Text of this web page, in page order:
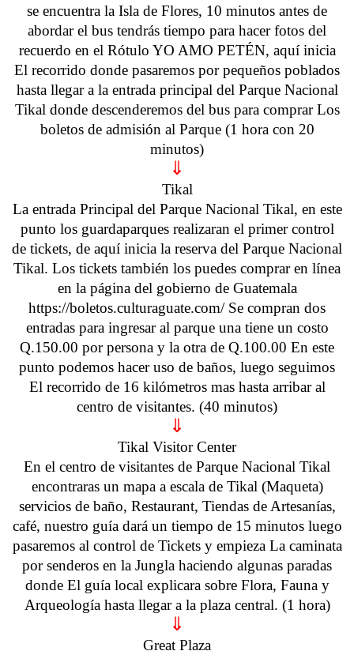
se encuentra la Isla de Flores, 10 minutos antes de
abordar el bus tendrás tiempo para hacer fotos del
recuerdo en el Rótulo YO AMO PETÉN, aquí inicia
El recorrido donde pasaremos por pequeños poblados
hasta llegar a la entrada principal del Parque Nacional
Tikal donde descenderemos del bus para comprar Los
boletos de admisión al Parque (1 hora con 20
minutos)
⇓
Tikal
La entrada Principal del Parque Nacional Tikal, en este
punto los guardaparques realizaran el primer control
de tickets, de aquí inicia la reserva del Parque Nacional
Tikal. Los tickets también los puedes comprar en línea
en la página del gobierno de Guatemala
https://boletos.culturaguate.com/ Se compran dos
entradas para ingresar al parque una tiene un costo
Q.150.00 por persona y la otra de Q.100.00 En este
punto podemos hacer uso de baños, luego seguimos
El recorrido de 16 kilómetros mas hasta arribar al
centro de visitantes. (40 minutos)
⇓
Tikal Visitor Center
En el centro de visitantes de Parque Nacional Tikal
encontraras un mapa a escala de Tikal (Maqueta)
servicios de baño, Restaurant, Tiendas de Artesanías,
café, nuestro guía dará un tiempo de 15 minutos luego
pasaremos al control de Tickets y empieza La caminata
por senderos en la Jungla haciendo algunas paradas
donde El guía local explicara sobre Flora, Fauna y
Arqueología hasta llegar a la plaza central. (1 hora)
⇓
Great Plaza